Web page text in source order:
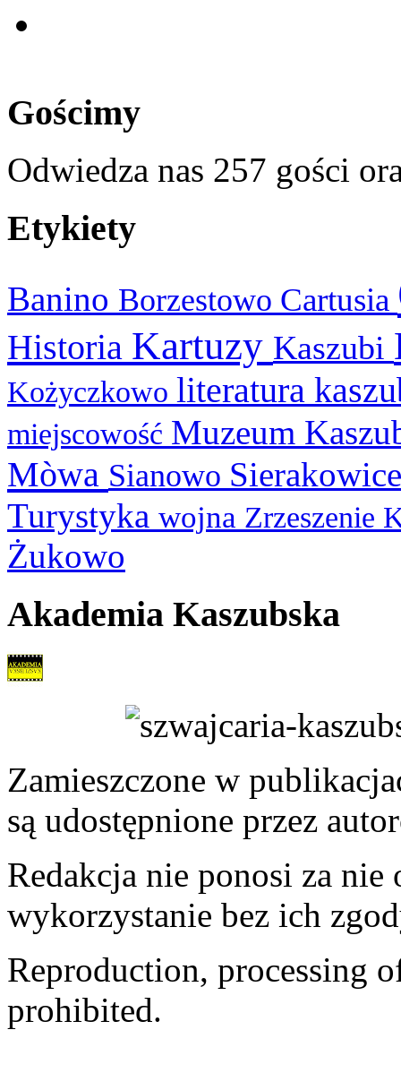
Gościmy
Odwiedza nas 257 gości
Etykiety
Banino Borzestowo Cartusia
Historia Kartuzy Kaszubi
Kożyczkowo literatura
miejscowość Muzeum
Mòwa Sianowo
Turystyka wojna Zrzeszenie
Żukowo
Akademia Kaszubska
Zamieszczone w
są udostępnione przez
Redakcja nie ponosi za
wykorzystanie bez ich
Reproduction, processing
prohibited.